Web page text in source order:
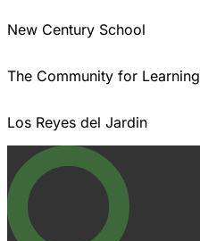
New Century School
The Community for Learning
Los Reyes del Jardin